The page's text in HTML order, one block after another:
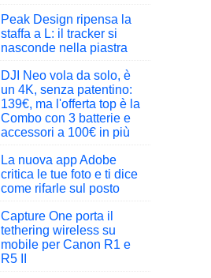
Peak Design ripensa la
staffa a L: il tracker si
nasconde nella piastra
DJI Neo vola da solo, è
un 4K, senza patentino:
139€, ma l'offerta top è la
Combo con 3 batterie e
accessori a 100€ in più
La nuova app Adobe
critica le tue foto e ti dice
come rifarle sul posto
Capture One porta il
tethering wireless su
mobile per Canon R1 e
R5 II